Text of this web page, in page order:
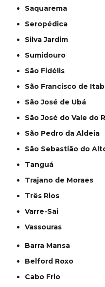
Saquarema
Seropédica
Silva Jardim
Sumidouro
São Fidélis
São Francisco de
São José de Ubá
São José do Vale do
São Pedro da Aldeia
São Sebastião do
Tanguá
Trajano de Moraes
Três Rios
Varre-Sai
Vassouras
Barra Mansa
Belford Roxo
Cabo Frio